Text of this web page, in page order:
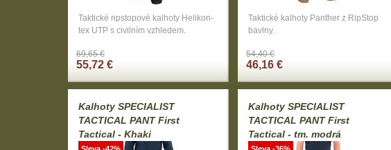
Taktické ripstopové kalhoty Helikon-
tex UTP s civilním vzhledem.
69,65 €
55,72 €
Taktické kalhoty Panther z RipStop
bavlny.
54,40 €
46,16 €
Kalhoty SPECIALIST
TACTICAL PANT First
Tactical - Khaki
Kalhoty SPECIALIST
TACTICAL PANT First
Tactical - tm. modrá